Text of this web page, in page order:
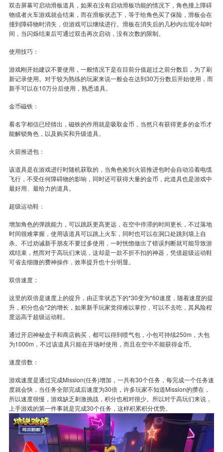
双击屏幕可启动滑板道具，如果在没有启动滑板功能的情况下，角色撞上障碍
物或者火车游戏就会结束，而在滑板状态下，等于给角色买了保险，滑板会在
撞到障碍物时消失，但游戏可以继续进行。滑板在消失后的几秒内出现冷却时
间，当闪烁结束后可通过双击再次启动，没有次数的限制。
使用技巧：
游戏刚开始建议不要使用，一般情况下是在目前分值超过之前分数后，为了刷
新记录使用。对于较为熟练的玩家来说一般会在达到30万分数后开始使用，而
新手可以在10万分后使用，熟悉道具。
金币磁铁：
看名字相信已经猜出，磁铁的作用就是吸取金币，当然只有获得更多的金币才
能解锁角色，以及购买和升级道具。
火箭推进包：
该道具是在游戏进行时随机获取的，当角色捡到火箭推进包时会自动沿着电缆
飞行，不受任何障碍物的影响，同时还可获得大量的金币，此道具也是游戏中
最好用、最给力的道具。
超级运动鞋：
增加角色的弹跳能力，可以跳跃更高更远，在空中停滞的时间更长，不过落地
时间很难掌握，使用该道具可以跳上火车，同时也可以在洞口处跳到墙上自
杀。不过劝诫新手朋友不要过多使用，一时恍惚做出了错误判断就可能导致游
戏结束，然而对于高玩们来说，这却是一款不折不扣的神器，凭借超级运动鞋
可省去细微的费神操作，效率提升也十分明显。
双倍速度：
这里的双倍是速度上的提升，由正常状态下的*30变为*60速度，随着速度的提
升，积分也会*2的增长，如果新手玩家觉得难以掌控，可以不去吃，其风险程
度远高于超级运动鞋。
通过开启神秘盒子和商店购买，都可以得到喷气包，小包可持续250m，大包
为1000m，不过该道具只能在开场时使用，而且在空中不能获得金币。
速度倍数：
游戏速度是通过完成Mission(任务)增加，一共有30个任务，每完成一个任务速
度就会快，当任务全部完成后速度为30倍，许多玩家不知道Mission的攒在，
所以速度很慢，游戏缺乏刺激挑战，积分也相对很少。所以对于高玩们来说，
上手游戏的第一件事就是完成30个任务，这样积累积分优势。